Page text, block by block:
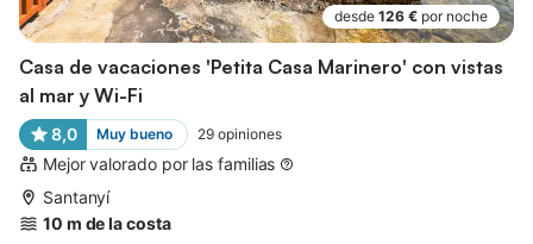
desde 126 € por noche
Casa de vacaciones 'Petita Casa Marinero' con vistas
al mar y Wi-Fi
8,0 Muy bueno 29 opiniones
Mejor valorado por las familias
Santanyí
10 m de la costa